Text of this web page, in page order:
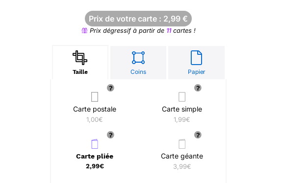
Prix de votre carte : 2,99 €
Prix dégressif à partir de 11cartes !
Taille Coins Papier
Carte postale
1,00€
Carte simple
1,99€
Carte pliée
2,99€
Carte géante
3,99€